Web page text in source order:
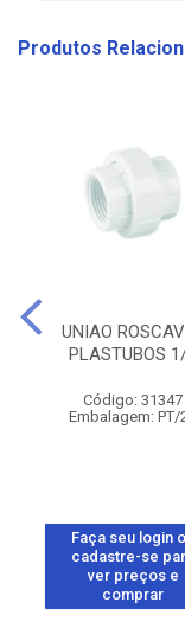
Produtos
UNIAO
PLASTUBOS
Código: 31347
Embalagem: PT/
Faça seu login
cadastre-se
ver preços e
comprar